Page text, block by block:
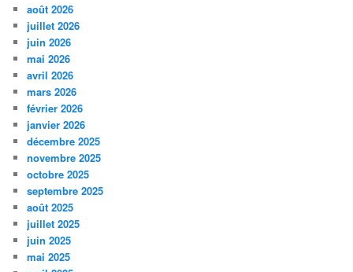
août 2026
juillet 2026
juin 2026
mai 2026
avril 2026
mars 2026
février 2026
janvier 2026
décembre 2025
novembre 2025
octobre 2025
septembre 2025
août 2025
juillet 2025
juin 2025
mai 2025